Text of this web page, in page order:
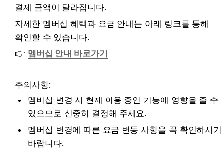
결제 금액이 달라집니다.
자세한 멤버십 혜택과 요금 안내는 아래 링크를 통해
확인할 수 있습니다.
👉 멤버십 안내 바로가기
주의사항:
멤버십 변경 시 현재 이용 중인 기능에 영향을 줄 수
있으므로 신중히 결정해 주세요.
멤버십 변경에 따른 요금 변동 사항을 꼭 확인하시기
바랍니다.